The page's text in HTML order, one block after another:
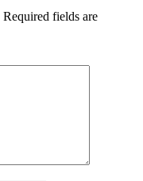
Required fields are